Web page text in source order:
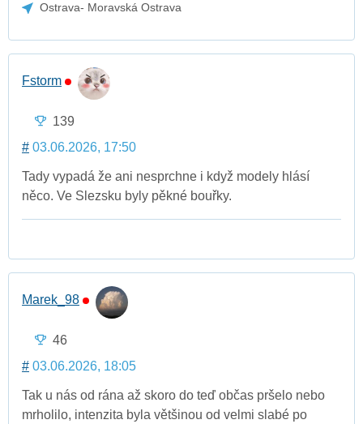
Ostrava- Moravská Ostrava
Fstorm
139
# 03.06.2026, 17:50
Tady vypadá že ani nesprchne i když modely hlásí
něco. Ve Slezsku byly pěkné bouřky.
Marek_98
46
# 03.06.2026, 18:05
Tak u nás od rána až skoro do teď občas pršelo nebo
mrholilo, intenzita byla většinou od velmi slabé po